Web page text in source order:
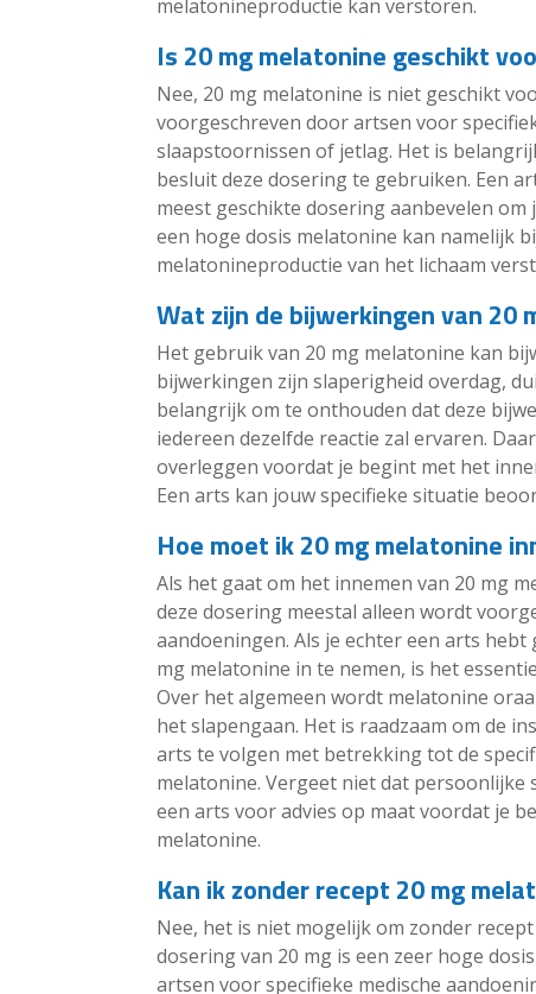
melatonineproductie kan verstoren.
Is 20 mg melatonine geschikt
Nee, 20 mg melatonine is niet geschikt
voorgeschreven door artsen voor
slaapstoornissen of jetlag. Het is
besluit deze dosering te gebruiken. Een
meest geschikte dosering aanbevelen
een hoge dosis melatonine kan namelijk
melatonineproductie van het lichaam
Wat zijn de bijwerkingen van 20
Het gebruik van 20 mg melatonine kan
bijwerkingen zijn slaperigheid overdag,
belangrijk om te onthouden dat deze
iedereen dezelfde reactie zal ervaren.
overleggen voordat je begint met het
Een arts kan jouw specifieke situatie
Hoe moet ik 20 mg melatonine
Als het gaat om het innemen van 20 mg
deze dosering meestal alleen wordt
aandoeningen. Als je echter een arts
mg melatonine in te nemen, is het
Over het algemeen wordt melatonine
het slapengaan. Het is raadzaam om de
arts te volgen met betrekking tot de
melatonine. Vergeet niet dat
een arts voor advies op maat voordat je
melatonine.
Kan ik zonder recept 20 mg
Nee, het is niet mogelijk om zonder
dosering van 20 mg is een zeer hoge
artsen voor specifieke medische